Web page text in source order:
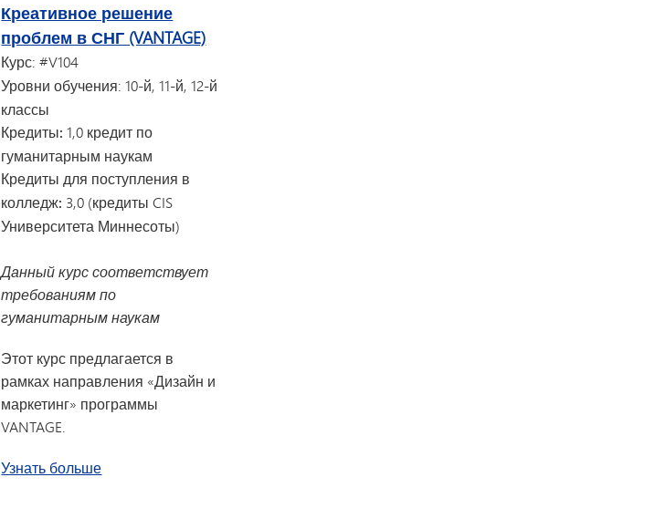
Креативное решение
проблем в СНГ (VANTAGE)
Курс: #V104
Уровни обучения: 10-й, 11-й, 12-й
классы
Кредиты: 1,0 кредит по
гуманитарным наукам
Кредиты для поступления в
колледж: 3,0 (кредиты CIS
Университета Миннесоты)
Данный курс соответствует
требованиям по
гуманитарным наукам
Этот курс предлагается в
рамках направления «Дизайн и
маркетинг» программы
VANTAGE.
Узнать большео программе «Творческое решение проблем в СНГ» (VANTAGE)